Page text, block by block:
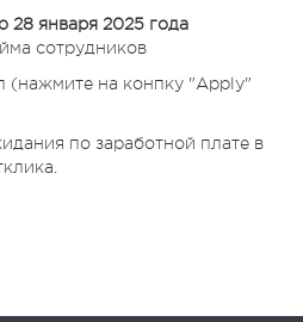
28 января 2025 года
сотрудников
(нажмите на конпку "Apply"
по заработной плате в